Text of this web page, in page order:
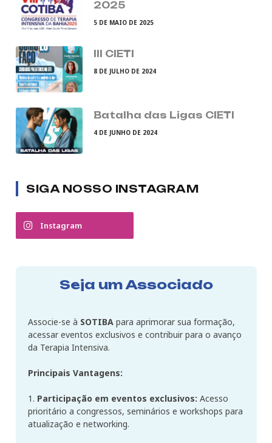
2025
5 DE MAIO DE 2025
III CIETI
8 DE JULHO DE 2024
Batalha das Ligas CIETI
4 DE JUNHO DE 2024
SIGA NOSSO INSTAGRAM
Instagram
Seja um Associado
Associe-se à SOTIBA para aprimorar sua formação,
acessar eventos exclusivos e contribuir para o avanço
da Terapia Intensiva.
Principais Vantagens:
1. Participação em eventos exclusivos: Acesso
prioritário a congressos, seminários e workshops para
atualização e networking.